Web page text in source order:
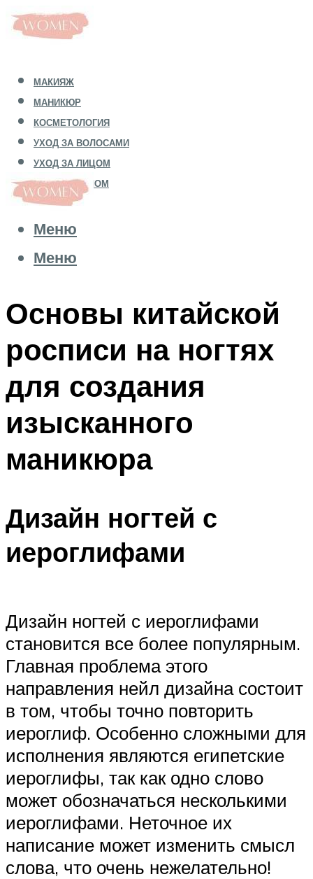
МАКИЯЖ
МАНИКЮР
КОСМЕТОЛОГИЯ
УХОД ЗА ВОЛОСАМИ
УХОД ЗА ЛИЦОМ
УХОД ЗА ТЕЛОМ
Меню
Меню
Основы китайской
росписи на ногтях
для создания
изысканного
маникюра
Дизайн ногтей с
иероглифами
Дизайн ногтей с иероглифами
становится все более популярным.
Главная проблема этого
направления нейл дизайна состоит
в том, чтобы точно повторить
иероглиф. Особенно сложными для
исполнения являются египетские
иероглифы, так как одно слово
может обозначаться несколькими
иероглифами. Неточное их
написание может изменить смысл
слова, что очень нежелательно!